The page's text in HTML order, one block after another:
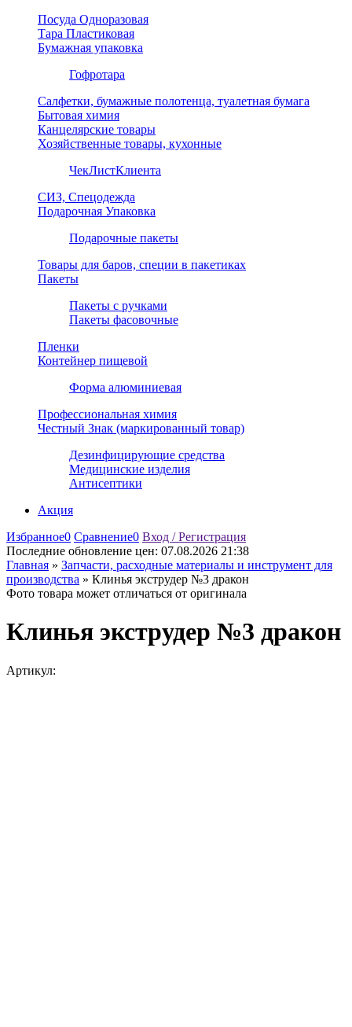
Посуда Одноразовая
Тара Пластиковая
Бумажная упаковка
Гофротара
Салфетки, бумажные полотенца, туалетная бумага
Бытовая химия
Канцелярские товары
Хозяйственные товары, кухонные
ЧекЛистКлиента
СИЗ, Спецодежда
Подарочная Упаковка
Подарочные пакеты
Товары для баров, специи в пакетиках
Пакеты
Пакеты с ручками
Пакеты фасовочные
Пленки
Контейнер пищевой
Форма алюминиевая
Профессиональная химия
Честный Знак (маркированный товар)
Дезинфицирующие средства
Медицинские изделия
Антисептики
Акция
Избранное0 Сравнение0 Вход / Регистрация
Последние обновление цен: 07.08.2026 21:38
Главная » Запчасти, расходные материалы и инструмент для
производства » Клинья экструдер №3 дракон
Фото товара может отличаться от оригинала
Клинья экструдер №3 дракон
Артикул: